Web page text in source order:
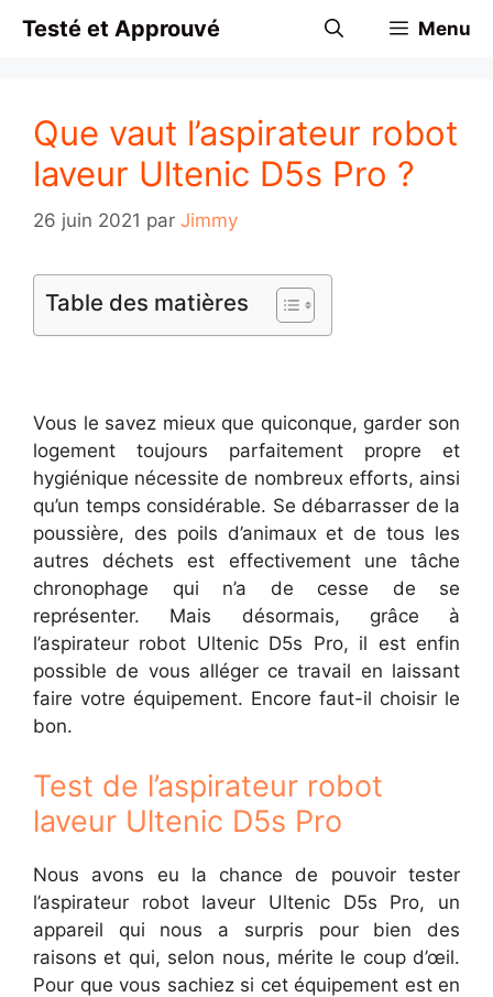
Testé et Approuvé Menu
Que vaut l’aspirateur robot
laveur Ultenic D5s Pro ?
26 juin 2021 par Jimmy
Table des matières
Vous le savez mieux que quiconque, garder son
logement toujours parfaitement propre et
hygiénique nécessite de nombreux efforts, ainsi
qu’un temps considérable. Se débarrasser de la
poussière, des poils d’animaux et de tous les
autres déchets est effectivement une tâche
chronophage qui n’a de cesse de se
représenter. Mais désormais, grâce à
l’aspirateur robot Ultenic D5s Pro, il est enfin
possible de vous alléger ce travail en laissant
faire votre équipement. Encore faut-il choisir le
bon.
Test de l’aspirateur robot
laveur Ultenic D5s Pro
Nous avons eu la chance de pouvoir tester
l’aspirateur robot laveur Ultenic D5s Pro, un
appareil qui nous a surpris pour bien des
raisons et qui, selon nous, mérite le coup d’œil.
Pour que vous sachiez si cet équipement est en